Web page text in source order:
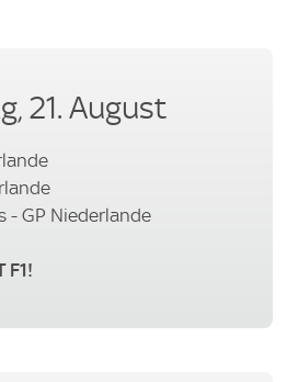
21. August
- GP Niederlande
F1!